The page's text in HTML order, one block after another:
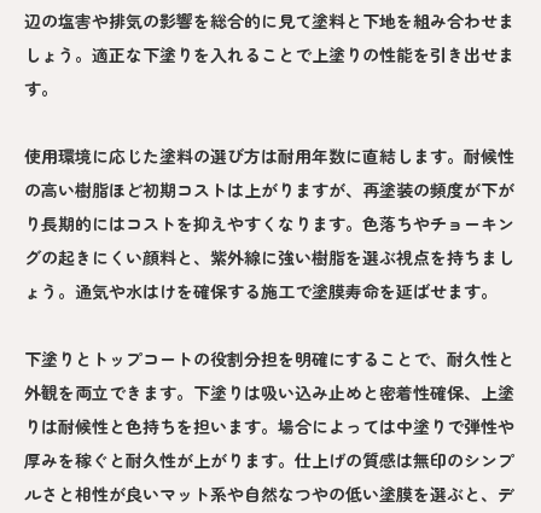
辺の塩害や排気の影響を総合的に見て塗料と下地を組み合わせま
しょう。適正な下塗りを入れることで上塗りの性能を引き出せま
す。
使用環境に応じた塗料の選び方は耐用年数に直結します。耐候性
の高い樹脂ほど初期コストは上がりますが、再塗装の頻度が下が
り長期的にはコストを抑えやすくなります。色落ちやチョーキン
グの起きにくい顔料と、紫外線に強い樹脂を選ぶ視点を持ちまし
ょう。通気や水はけを確保する施工で塗膜寿命を延ばせます。
下塗りとトップコートの役割分担を明確にすることで、耐久性と
外観を両立できます。下塗りは吸い込み止めと密着性確保、上塗
りは耐候性と色持ちを担います。場合によっては中塗りで弾性や
厚みを稼ぐと耐久性が上がります。仕上げの質感は無印のシンプ
ルさと相性が良いマット系や自然なつやの低い塗膜を選ぶと、デ